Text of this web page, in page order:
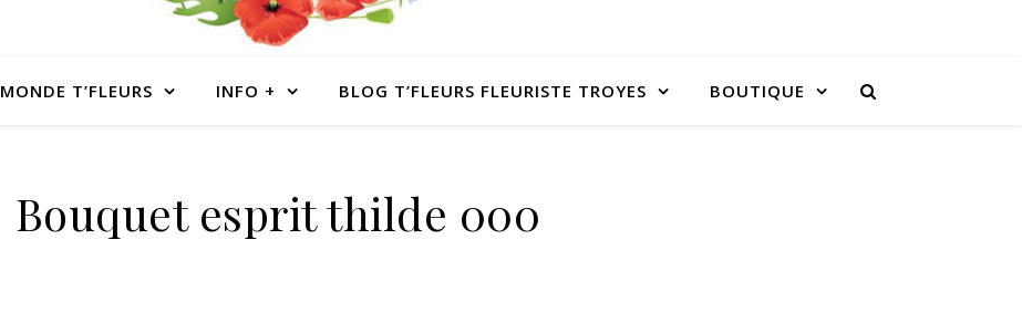
MONDE T’FLEURS INFO + BLOG T’FLEURS FLEURISTE TROYES BOUTIQUE
Bouquet esprit thilde 000